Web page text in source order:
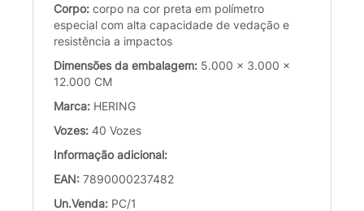
Corpo: corpo na cor preta em polímetro
especial com alta capacidade de vedação e
resistência a impactos
Dimensões da embalagem: 5.000 x 3.000 x
12.000 CM
Marca: HERING
Vozes: 40 Vozes
Informação adicional:
EAN: 7890000237482
Un.Venda: PC/1